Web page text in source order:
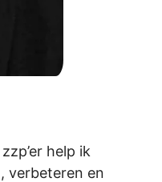
help ik
verbeteren en